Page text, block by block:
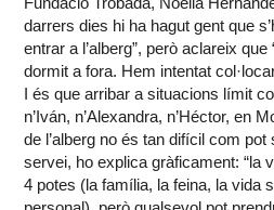
darrers dies hi ha hagut gent que
entrar a l’alberg”, però aclareix
dormit a fora. Hem intentat
I és que arribar a situacions límit
n’Iván, n’Alexandra, n’Héctor, en
de l’alberg no és tan difícil com pot
servei, ho explica gràficament: “la
4 potes (la família, la feina, la vida